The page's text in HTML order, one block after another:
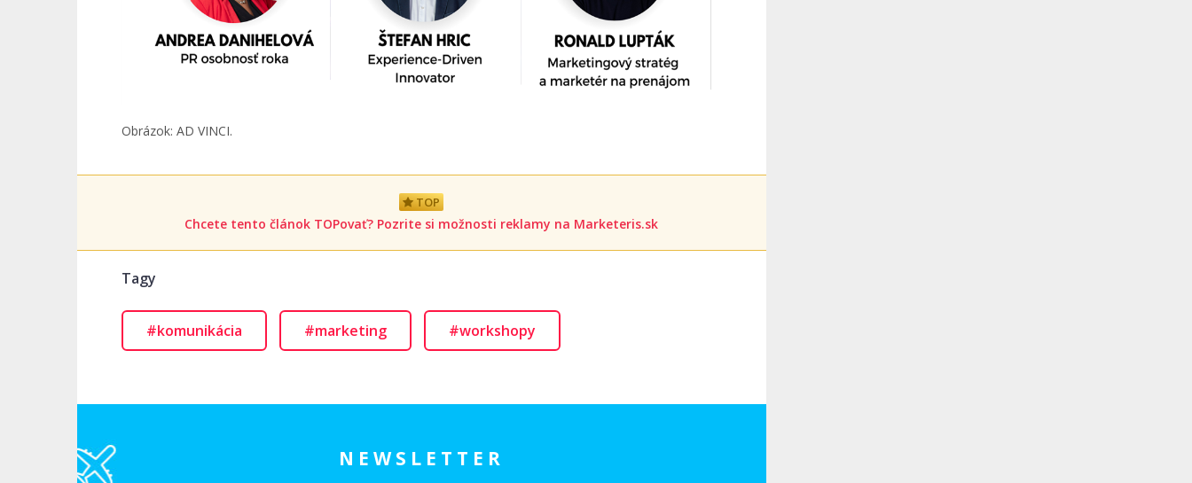
Obrázok: AD VINCI.
TOP
Chcete tento článok TOPovať? Pozrite si možnosti reklamy na Marketeris.sk
Tagy
#komunikácia #marketing #workshopy
NEWSLETTER